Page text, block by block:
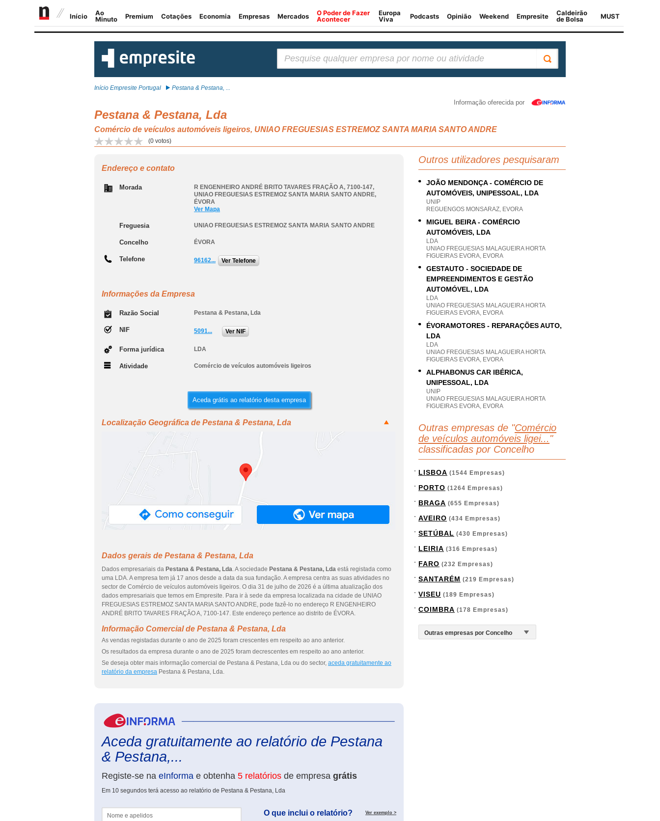
Início Empresite Portugal Pestana & Pestana, ...
Informação oferecida por
Pestana & Pestana, Lda
Comércio de veículos automóveis ligeiros, UNIAO FREGUESIAS ESTREMOZ SANTA MARIA SANTO ANDRE
(0 votos)
Endereço e contato
Morada R ENGENHEIRO ANDRÉ BRITO TAVARES FRAÇÃO A, 7100-147,
UNIAO FREGUESIAS ESTREMOZ SANTA MARIA SANTO ANDRE,
ÉVORA
Ver Mapa
Freguesia UNIAO FREGUESIAS ESTREMOZ SANTA MARIA SANTO ANDRE
Concelho ÉVORA
Telefone 96162... Ver Telefone
Informações da Empresa
Razão Social Pestana & Pestana, Lda
NIF 5091... Ver NIF
Forma jurídica LDA
Atividade Comércio de veículos automóveis ligeiros
Aceda grátis ao relatório desta empresa
Localização Geográfica de Pestana & Pestana, Lda
Dados gerais de Pestana & Pestana, Lda
Dados empresariais da Pestana & Pestana, Lda. A sociedade Pestana & Pestana, Lda está registada como
uma LDA. A empresa tem já 17 anos desde a data da sua fundação. A empresa centra as suas atividades no
sector de Comércio de veículos automóveis ligeiros. O dia 31 de julho de 2026 é a última atualização dos
dados empresariais que temos em Empresite. Para ir à sede da empresa localizada na cidade de UNIAO
FREGUESIAS ESTREMOZ SANTA MARIA SANTO ANDRE, pode fazê-lo no endereço R ENGENHEIRO
ANDRÉ BRITO TAVARES FRAÇÃO A, 7100-147. Este endereço pertence ao distrito de ÉVORA.
Informação Comercial de Pestana & Pestana, Lda
As vendas registadas durante o ano de 2025 foram crescentes em respeito ao ano anterior.
Os resultados da empresa durante o ano de 2025 foram decrescentes em respeito ao ano anterior.
Se deseja obter mais informação comercial de Pestana & Pestana, Lda ou do sector, aceda gratuitamente ao
relatório da empresa Pestana & Pestana, Lda.
Aceda gratuitamente ao relatório de Pestana
& Pestana,...
Registe-se na eInforma e obtenha 5 relatórios de empresa grátis
Em 10 segundos terá acesso ao relatório de Pestana & Pestana, Lda
O que inclui o relatório? Ver exemplo >
Outros utilizadores pesquisaram
JOÃO MENDONÇA - COMÉRCIO DE
AUTOMÓVEIS, UNIPESSOAL, LDA
UNIP
REGUENGOS MONSARAZ, EVORA
MIGUEL BEIRA - COMÉRCIO
AUTOMÓVEIS, LDA
LDA
UNIAO FREGUESIAS MALAGUEIRA HORTA
FIGUEIRAS EVORA, EVORA
GESTAUTO - SOCIEDADE DE
EMPREENDIMENTOS E GESTÃO
AUTOMÓVEL, LDA
LDA
UNIAO FREGUESIAS MALAGUEIRA HORTA
FIGUEIRAS EVORA, EVORA
ÉVORAMOTORES - REPARAÇÕES AUTO,
LDA
LDA
UNIAO FREGUESIAS MALAGUEIRA HORTA
FIGUEIRAS EVORA, EVORA
ALPHABONUS CAR IBÉRICA,
UNIPESSOAL, LDA
UNIP
UNIAO FREGUESIAS MALAGUEIRA HORTA
FIGUEIRAS EVORA, EVORA
Outras empresas de "Comércio
de veículos automóveis ligei... "
classificadas por Concelho
LISBOA (1544 Empresas)
PORTO (1264 Empresas)
BRAGA (655 Empresas)
AVEIRO (434 Empresas)
SETÚBAL (430 Empresas)
LEIRIA (316 Empresas)
FARO (232 Empresas)
SANTARÉM (219 Empresas)
VISEU (189 Empresas)
COIMBRA (178 Empresas)